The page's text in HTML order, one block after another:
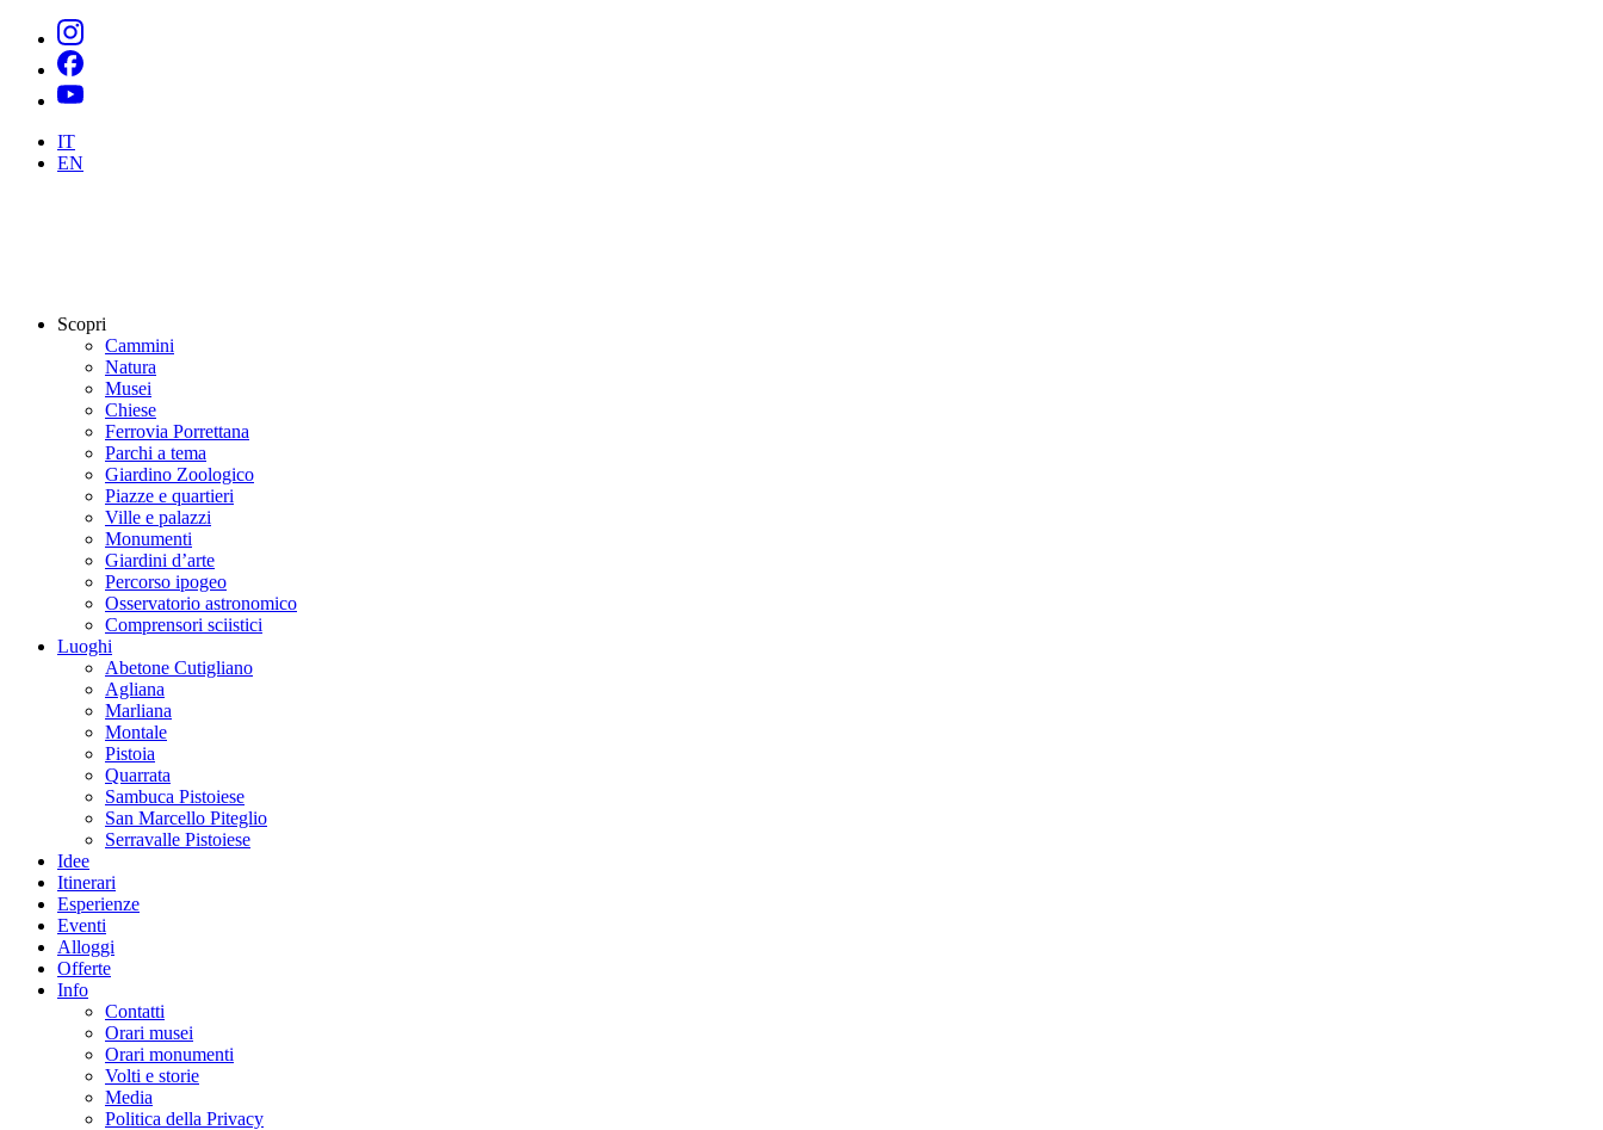
IT
EN
Scopri
Cammini
Natura
Musei
Chiese
Ferrovia Porrettana
Parchi a tema
Giardino Zoologico
Piazze e quartieri
Ville e palazzi
Monumenti
Giardini d’arte
Percorso ipogeo
Osservatorio astronomico
Comprensori sciistici
Luoghi
Abetone Cutigliano
Agliana
Marliana
Montale
Pistoia
Quarrata
Sambuca Pistoiese
San Marcello Piteglio
Serravalle Pistoiese
Idee
Itinerari
Esperienze
Eventi
Alloggi
Offerte
Info
Contatti
Orari musei
Orari monumenti
Volti e storie
Media
Politica della Privacy